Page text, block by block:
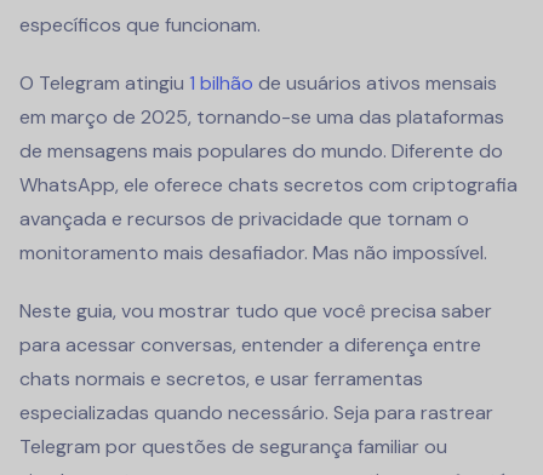
específicos que funcionam.
O Telegram atingiu 1 bilhão de usuários ativos mensais
em março de 2025, tornando-se uma das plataformas
de mensagens mais populares do mundo. Diferente do
WhatsApp, ele oferece chats secretos com criptografia
avançada e recursos de privacidade que tornam o
monitoramento mais desafiador. Mas não impossível.
Neste guia, vou mostrar tudo que você precisa saber
para acessar conversas, entender a diferença entre
chats normais e secretos, e usar ferramentas
especializadas quando necessário. Seja para rastrear
Telegram por questões de segurança familiar ou